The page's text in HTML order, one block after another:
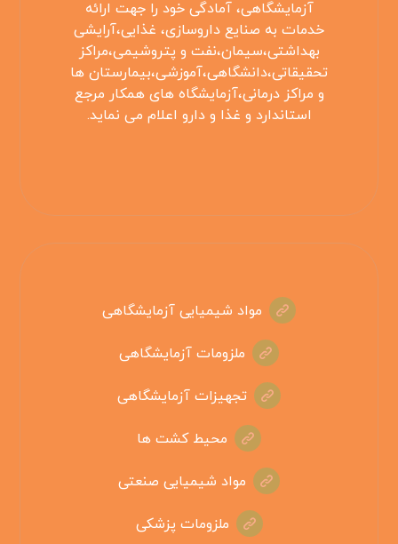
آزمایشگاهی، آمادگی خود را جهت ارائه
خدمات به صنایع داروسازی، غذایی،آرایشی
بهداشتی،سیمان،نفت و پتروشیمی،مراکز
تحقیقاتی،دانشگاهی،آموزشی،بیمارستان ها
و مراکز درمانی،آزمایشگاه های همکار مرجع
استاندارد و غذا و دارو اعلام می نماید.
مواد شیمیایی آزمایشگاهی
ملزومات آزمایشگاهی
تجهیزات آزمایشگاهی
محیط کشت ها
مواد شیمیایی صنعتی
ملزومات پزشکی